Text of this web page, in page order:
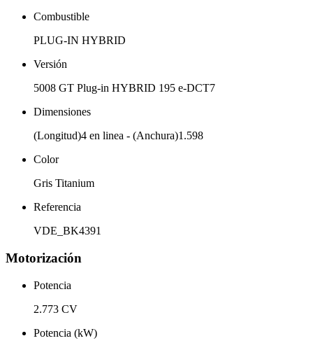
Combustible
PLUG-IN HYBRID
Versión
5008 GT Plug-in HYBRID 195 e-DCT7
Dimensiones
(Longitud)4 en linea - (Anchura)1.598
Color
Gris Titanium
Referencia
VDE_BK4391
Motorización
Potencia
2.773 CV
Potencia (kW)